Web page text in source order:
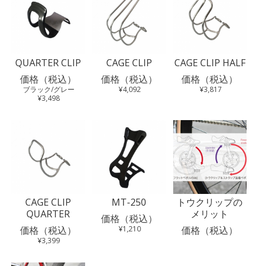
QUARTER CLIP
価格（税込）
ブラック/グレー
¥3,498
CAGE CLIP
価格（税込）
¥4,092
CAGE CLIP HALF
価格（税込）
¥3,817
CAGE CLIP
QUARTER
価格（税込）
¥3,399
MT-250
価格（税込）
¥1,210
トウクリップの
メリット
価格（税込）